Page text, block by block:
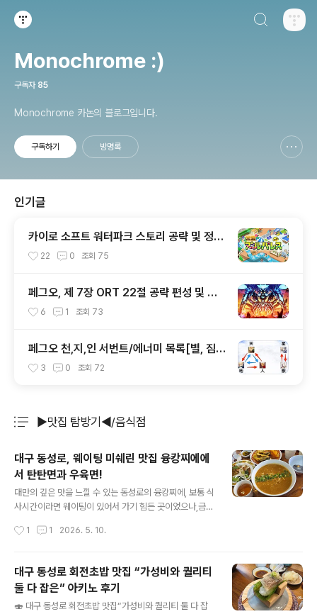
Monochrome :)
구독자 85
Monochrome 카논의 블로그입니다.
구독하기 방명록
인기글
카이로 소프트 워터파크 스토리 공략 및 정보
글 22 0 조회 75
페그오, 제 7장 ORT 22절 공략 편성 및 서
번트 출전 순서 공략
6 1 조회 73
페그오 천,지,인 서번트/에너미 목록[별, 짐승
속성도 해설]
3 0 조회 72
▶맛집 탐방기◀/음식점
대구 동성로, 웨이팅 미쉐린 맛집 융캉찌에에
서 탄탄면과 우육면!
대만의 깊은 맛을 느낄 수 있는 동성로의 융캉찌에, 보통 식
사시간이라면 웨이팅이 있어서 가기 힘든 곳이었으나,금요
들어갈 수 있었습니다. 융캉찌에 대구 직영점 대구 중구 중
맞은편, 잭슨피자 맞은편에 있습니다.우육탕면, 탄탄면, 마
파두부밥 등을 메인으로 크림새우와 가지튀김도 함께 팔고
있습니다. 테이블 석이 그렇게 많지는 않습니다. 1인석이
꽤 있어서 혼자 오시는 분들도 있더라구요.짜차이, 보이차
1 1 2026. 5. 10.
대구 동성로 회전초밥 맛집 “가성비와 퀄리티
둘 다 잡은” 아키노 후기
🍣 대구 동성로 회전초밥 맛집“가성비와 퀄리티 둘 다 잡